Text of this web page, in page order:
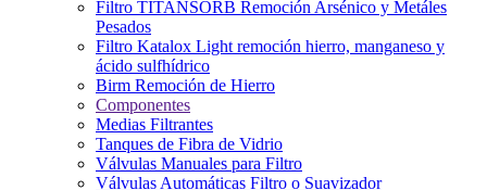
Filtro TITANSORB Remoción Arsénico y Metáles
Pesados
Filtro Katalox Light remoción hierro, manganeso y
ácido sulfhídrico
Birm Remoción de Hierro
Componentes
Medias Filtrantes
Tanques de Fibra de Vidrio
Válvulas Manuales para Filtro
Válvulas Automáticas Filtro o Suavizador